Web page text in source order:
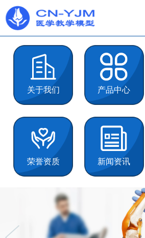
关于我们 产品中心
荣誉资质 新闻资讯